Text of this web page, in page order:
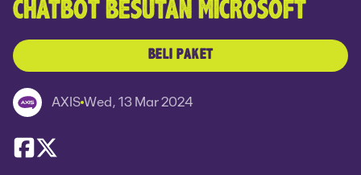
CHATBOT BESUTAN MICROSOFT
BELI PAKET
AXIS Wed, 13 Mar 2024